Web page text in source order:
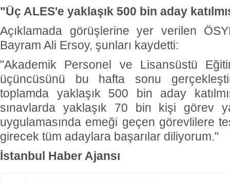
"Üç ALES'e yaklaşık 500 bin aday
Açıklamada görüşlerine yer verilen
Bayram Ali Ersoy, şunları kaydetti:
"Akademik Personel ve Lisansüstü
üçüncüsünü bu hafta sonu
toplamda yaklaşık 500 bin aday
sınavlarda yaklaşık 70 bin kişi görev
uygulamasında emeği geçen görevlilere
girecek tüm adaylara başarılar diliyorum."
İstanbul Haber Ajansı